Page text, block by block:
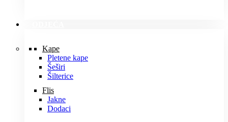
Kape
Pletene kape
Šeširi
Šilterice
Flis
Jakne
Dodaci